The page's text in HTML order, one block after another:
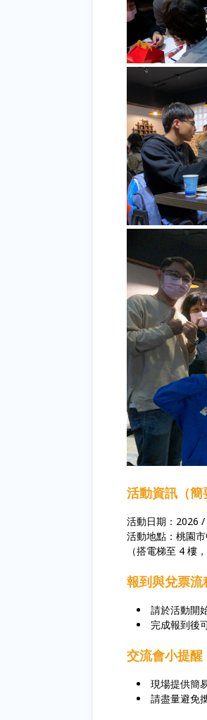
活動資訊（簡
活動日期：2026 /
活動地點：桃園
（搭電梯至 4 樓
報到與兌票流
請於活動開
完成報到後
交流會小提醒
現場提供簡
請盡量避免